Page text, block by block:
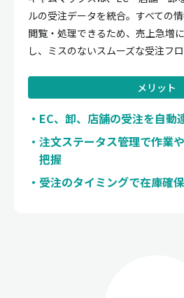
ルの受注データを統合。すべての
閲覧・処理できるため、売上急増
し、ミスのないスムーズな受注フ
メリット
EC、卸、店舗の受注を自動
注文ステータス管理で作業
把握
受注のタイミングで在庫確